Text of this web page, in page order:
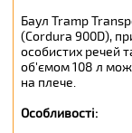
Баул Tramp
(Cordura 900D),
особистих речей
об'ємом 108 л
на плече.
Особливості: